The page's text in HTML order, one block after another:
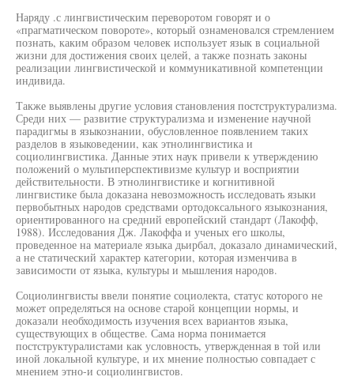
Наряду .с лингвистическим переворотом говорят и о
«прагматическом повороте», который ознаменовался стремлением
познать, каким образом человек использует язык в социальной
жизни для достижения своих целей, а также познать законы
реализации лингвистической и коммуникативной компетенции
индивида.
Также выявлены другие условия становления постструктурализма.
Среди них — развитие структурализма и изменение научной
парадигмы в языкознании, обусловленное появлением таких
разделов в языковедении, как этнолингвистика и
социолингвистика. Данные этих наук привели к утверждению
положений о мультиперспективизме культур и восприятии
действительности. В этнолингвистике и когнитивной
лингвистике была доказана невозможность исследовать языки
первобытных народов средствами ортодоксального языкознания,
ориентированного на средний европейский стандарт (Лакофф,
1988). Исследования Дж. Лакоффа и ученых его школы,
проведенное на материале языка дьирбал, доказало динамический,
а не статический характер категории, которая изменчива в
зависимости от языка, культуры и мышления народов.
Социолингвисты ввели понятие социолекта, статус которого не
может определяться на основе старой концепции нормы, и
доказали необходимость изучения всех вариантов языка,
существующих в обществе. Сама норма понимается
постструктуралистами как условность, утвержденная в той или
иной локальной культуре, и их мнение полностью совпадает с
мнением этно-и социолингвистов.